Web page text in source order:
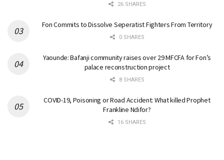
26 SHARES
Fon Commits to Dissolve Seperatist Fighters From Territory
0 SHARES
Yaounde: Bafanji community raises over 29 MFCFA for Fon’s
palace reconstruction project
8 SHARES
COVID-19, Poisoning or Road Accident: What killed Prophet
Frankline Ndifor?
16 SHARES